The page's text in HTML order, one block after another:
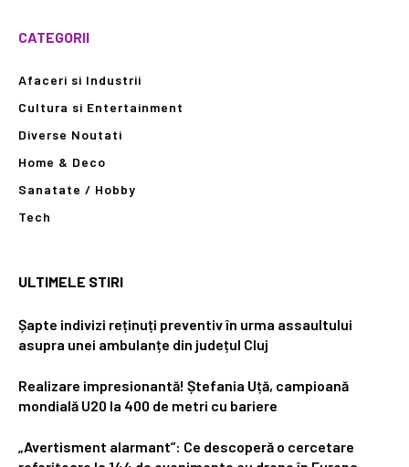
CATEGORII
Afaceri si Industrii
Cultura si Entertainment
Diverse Noutati
Home & Deco
Sanatate / Hobby
Tech
ULTIMELE STIRI
Șapte indivizi reținuți preventiv în urma assaultului
asupra unei ambulanțe din județul Cluj
Realizare impresionantă! Ștefania Uță, campioană
mondială U20 la 400 de metri cu bariere
„Avertisment alarmant”: Ce descoperă o cercetare